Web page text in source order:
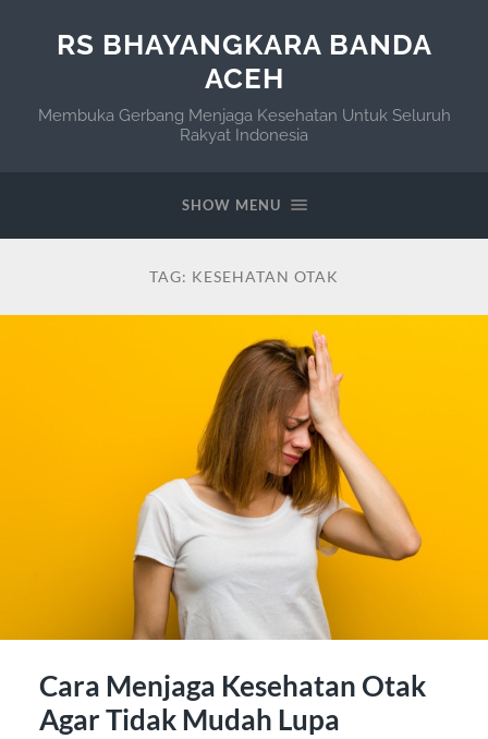
RS BHAYANGKARA BANDA
ACEH
Membuka Gerbang Menjaga Kesehatan Untuk Seluruh
Rakyat Indonesia
SHOW MENU
TAG: KESEHATAN OTAK
Cara Menjaga Kesehatan Otak
Agar Tidak Mudah Lupa